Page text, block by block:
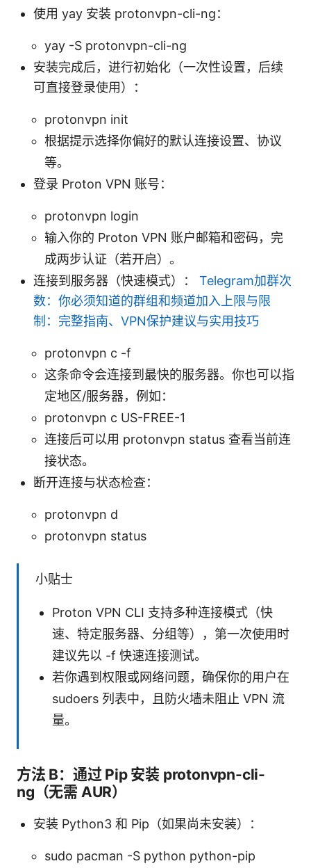
使用 yay 安装 protonvpn-cli-ng：
yay -S protonvpn-cli-ng
安装完成后，进行初始化（一次性设置，后续
可直接登录使用）：
protonvpn init
根据提示选择你偏好的默认连接设置、协议
等。
登录 Proton VPN 账号：
protonvpn login
输入你的 Proton VPN 账户邮箱和密码，完
成两步认证（若开启）。
连接到服务器（快速模式）： Telegram加群次
数：你必须知道的群组和频道加入上限与限
制：完整指南、VPN保护建议与实用技巧
protonvpn c -f
这条命令会连接到最快的服务器。你也可以指
定地区/服务器，例如：
protonvpn c US-FREE-1
连接后可以用 protonvpn status 查看当前连
接状态。
断开连接与状态检查：
protonvpn d
protonvpn status
小贴士
Proton VPN CLI 支持多种连接模式（快
速、特定服务器、分组等），第一次使用时
建议先以 -f 快速连接测试。
若你遇到权限或网络问题，确保你的用户在
sudoers 列表中，且防火墙未阻止 VPN 流
量。
方法 B：通过 Pip 安装 protonvpn-cli-
ng（无需 AUR）
安装 Python3 和 Pip（如果尚未安装）：
sudo pacman -S python python-pip